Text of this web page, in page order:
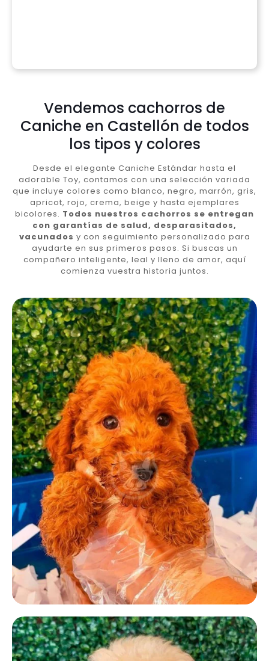
Vendemos cachorros de
Caniche en Castellón de todos
los tipos y colores
Desde el elegante Caniche Estándar hasta el
adorable Toy, contamos con una selección variada
que incluye colores como blanco, negro, marrón, gris,
apricot, rojo, crema, beige y hasta ejemplares
bicolores. Todos nuestros cachorros se entregan
con garantías de salud, desparasitados,
vacunados y con seguimiento personalizado para
ayudarte en sus primeros pasos. Si buscas un
compañero inteligente, leal y lleno de amor, aquí
comienza vuestra historia juntos.